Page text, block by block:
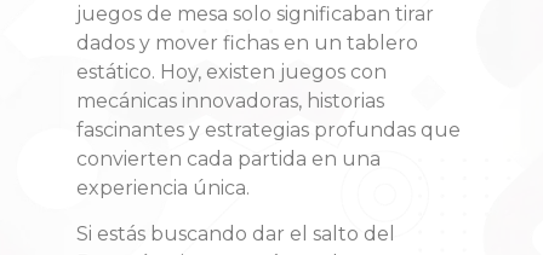
juegos de mesa solo significaban tirar
dados y mover fichas en un tablero
estático. Hoy, existen juegos con
mecánicas innovadoras, historias
fascinantes y estrategias profundas que
convierten cada partida en una
experiencia única.
Si estás buscando dar el salto del